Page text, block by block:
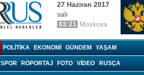
27 Haziran 2017
salı
03:21 Moskova
POLITIKA EKONOMI GÜNDEM YAŞAM
SPOR RÖPORTAJ FOTO VIDEO RUSÇA